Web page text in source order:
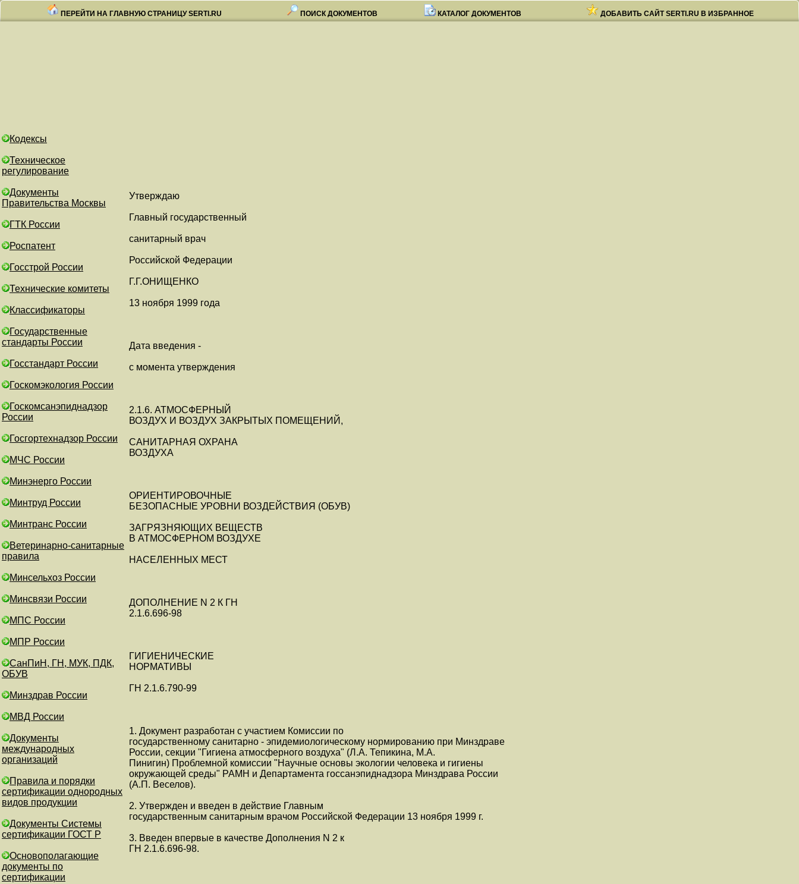
ПЕРЕЙТИ НА ГЛАВНУЮ СТРАНИЦУ SERTI.RU ПОИСК ДОКУМЕНТОВ КАТАЛОГ ДОКУМЕНТОВ ДОБАВИТЬ САЙТ SERTI.RU В ИЗБРАННОЕ
Кодексы
Техническое
регулирование
Документы
Правительства Москвы
ГТК России
Роспатент
Госстрой России
Технические комитеты
Классификаторы
Государственные
стандарты России
Госстандарт России
Госкомэкология России
Госкомсанэпиднадзор
России
Госгортехнадзор России
МЧС России
Минэнерго России
Минтруд России
Минтранс России
Ветеринарно-санитарные
правила
Минсельхоз России
Минсвязи России
МПС России
МПР России
СанПиН, ГН, МУК, ПДК,
ОБУВ
Минздрав России
МВД России
Документы
международных
организаций
Правила и порядки
сертификации однородных
видов продукции
Документы Системы
сертификации ГОСТ Р
Основополагающие
документы по
сертификации
Утверждаю
Главный государственный
санитарный врач
Российской Федерации
Г.Г.ОНИЩЕНКО
13 ноября 1999 года
Дата введения -
с момента утверждения
2.1.6. АТМОСФЕРНЫЙ
ВОЗДУХ И ВОЗДУХ ЗАКРЫТЫХ ПОМЕЩЕНИЙ,
САНИТАРНАЯ ОХРАНА
ВОЗДУХА
ОРИЕНТИРОВОЧНЫЕ
БЕЗОПАСНЫЕ УРОВНИ ВОЗДЕЙСТВИЯ (ОБУВ)
ЗАГРЯЗНЯЮЩИХ ВЕЩЕСТВ
В АТМОСФЕРНОМ ВОЗДУХЕ
НАСЕЛЕННЫХ МЕСТ
ДОПОЛНЕНИЕ N 2 К ГН
2.1.6.696-98
ГИГИЕНИЧЕСКИЕ
НОРМАТИВЫ
ГН 2.1.6.790-99
1. Документ разработан с участием Комиссии по
государственному санитарно - эпидемиологическому нормированию при Минздраве
России, секции "Гигиена атмосферного воздуха" (Л.А. Тепикина, М.А.
Пинигин) Проблемной комиссии "Научные основы экологии человека и гигиены
окружающей среды" РАМН и Департамента госсанэпиднадзора Минздрава России
(А.П. Веселов).
2. Утвержден и введен в действие Главным
государственным санитарным врачом Российской Федерации 13 ноября 1999 г.
3. Введен впервые в качестве Дополнения N 2 к
ГН 2.1.6.696-98.